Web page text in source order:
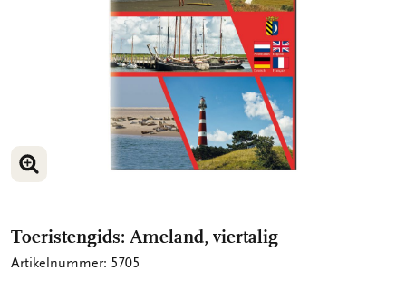
VERGROOT AFBEELDING
Toeristengids: Ameland, viertalig
Artikelnummer: 5705